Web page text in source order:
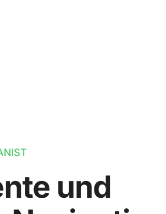
und